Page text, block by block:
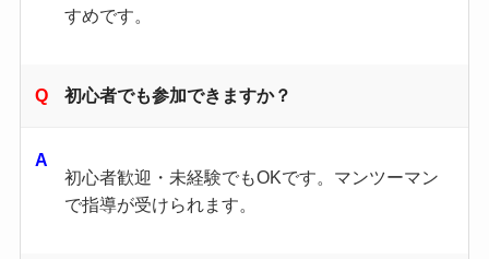
すめです。
初心者でも参加できますか？
初心者歓迎・未経験でもOKです。マンツーマン
で指導が受けられます。